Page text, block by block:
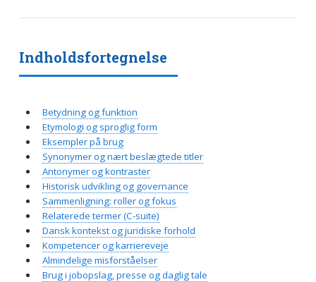
Indholdsfortegnelse
Betydning og funktion
Etymologi og sproglig form
Eksempler på brug
Synonymer og nært beslægtede titler
Antonymer og kontraster
Historisk udvikling og governance
Sammenligning: roller og fokus
Relaterede termer (C-suite)
Dansk kontekst og juridiske forhold
Kompetencer og karriereveje
Almindelige misforståelser
Brug i jobopslag, presse og daglig tale